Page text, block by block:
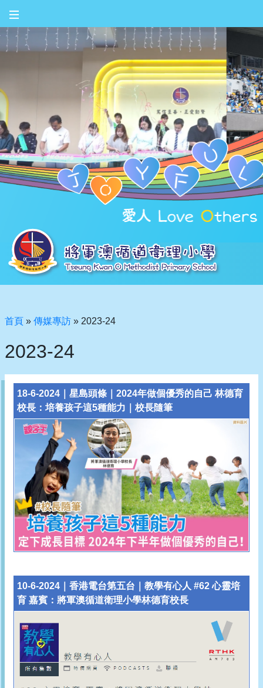
首頁 » 傳媒專訪 » 2023-24
2023-24
18-6-2024｜星島頭條｜2024年做個優秀的自己 林德育
校長：培養孩子這5種能力｜校長隨筆
10-6-2024｜香港電台第五台｜教學有心人 #62 心靈培
育 嘉賓：將軍澳循道衛理小學林德育校長